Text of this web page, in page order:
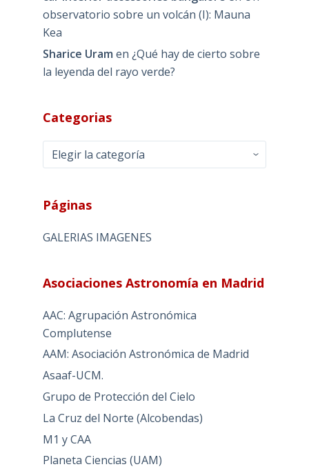
observatorio sobre un volcán (I): Mauna
Kea
Sharice Uram en ¿Qué hay de cierto sobre
la leyenda del rayo verde?
Categorias
Categorias
Páginas
GALERIAS IMAGENES
Asociaciones Astronomía en Madrid
AAC: Agrupación Astronómica
Complutense
AAM: Asociación Astronómica de Madrid
Asaaf-UCM.
Grupo de Protección del Cielo
La Cruz del Norte (Alcobendas)
M1 y CAA
Planeta Ciencias (UAM)